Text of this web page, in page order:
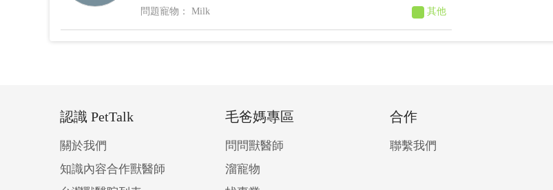
道會對他造成傷害嗎
Milk 其他
認識 PetTalk
關於我們
知識內容合作獸醫師
毛爸媽專區
問問獸醫師
溜寵物
合作
聯繫我們